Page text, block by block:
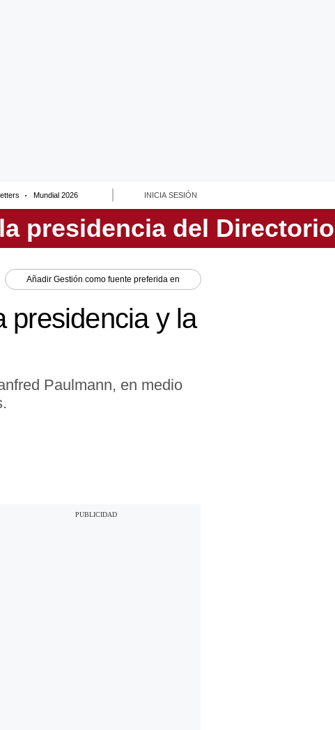
Mundial 2026 INICIA SESIÓN
Añadir Gestión como fuente preferida en
presidencia y la
Paulmann, en medio